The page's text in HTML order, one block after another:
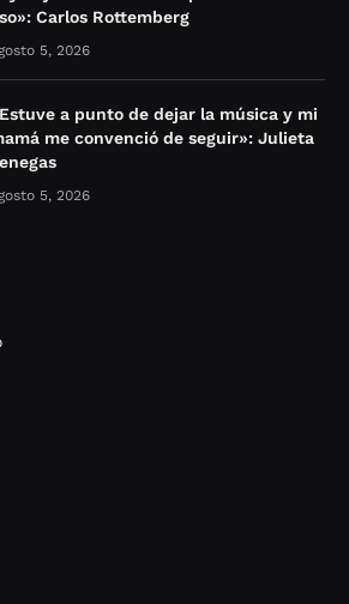
Carlos Rottemberg
5, 2026
a punto de dejar la música y mi
me convenció de seguir»: Julieta
5, 2026